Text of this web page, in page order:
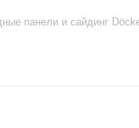
панели и сайдинг